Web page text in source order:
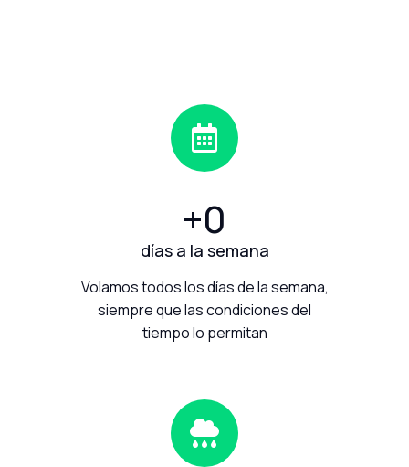
+0
días a la semana
Volamos todos los días de la semana,
siempre que las condiciones del
tiempo lo permitan